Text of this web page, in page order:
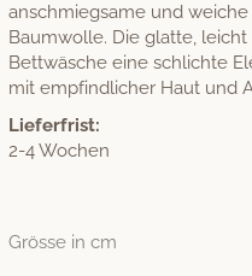
anschmiegsame und
Baumwolle. Die glatte,
Bettwäsche eine schlichte
mit empfindlicher Haut und
Lieferfrist:
2-4 Wochen
Grösse in cm